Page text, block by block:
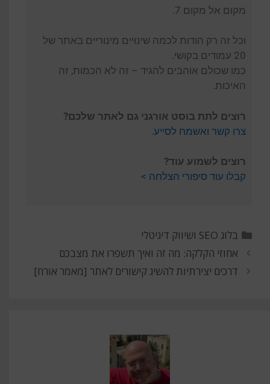
מקום אל מקום 7.
וכל זה רק הודות לכמה שינויים מינוריים באתר של
20 עמודים בקושי.
כמו שכולם אוהבים להגיד – זה לא הכמות, זה
האיכות.
רוצים לתת בוסט אורגני גם לאתר שלכם?
צרו קשר ואשמח לסייע.
רוצים לשמוע עוד?
קבלו עוד סיפורי הצלחה >
בלוג SEO ושיווק דיגיטלי
אחוזי הקלקה: מה זה ואיך תשפרו את מצבכם
דרכים יצירתיות להשיג קישורים לאתר [מאמר אורח]